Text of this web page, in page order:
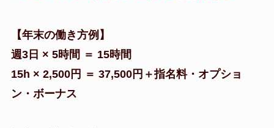
【年末の働き方例】
週3日 × 5時間 ＝ 15時間
15h × 2,500円 ＝ 37,500円＋指名料・オプショ
ン・ボーナス